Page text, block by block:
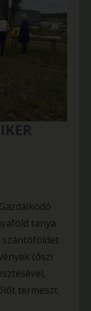
tanya
szántóföldet
(őszi
termeszt.